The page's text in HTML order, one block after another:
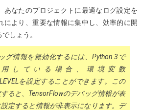
あなたのプロジェクトに最適なログ設定を
により、重要な情報に集中し、効率的に開
しょう。
グ情報を無効化するには、Python 3で
用している場合、環境変数
を設定することができます。この
ると、TensorFlowのデバッグ情報が表
定すると情報が非表示になります。デ